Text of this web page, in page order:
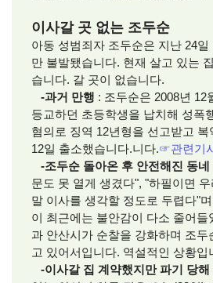
이사갈 곳 없는 조두순
아동 성범죄자 조두순은 지난 24일
만 불발됐습니다. 현재 살고 있는
습니다. 갈 곳이 없습니다.
-과거 만행 : 조두순은 2008년 12
등교하던 초등학생을 납치해 성폭
혐의로 징역 12년형을 선고받고 복
12일 출소했습니다.니다.☞관련기
-조두순 돌아온 후 안전해진 동네
문도 못 열게 생겼다", "하필이면
말 이사를 생각할 정도로 두렵다"
이 최근에는 불안감이 다소 줄어들
과 안산시가 순찰을 강화하며 조두
고 있어서입니다. 역설적인 상황입
-이사갈 집 계약했지만 파기 당해